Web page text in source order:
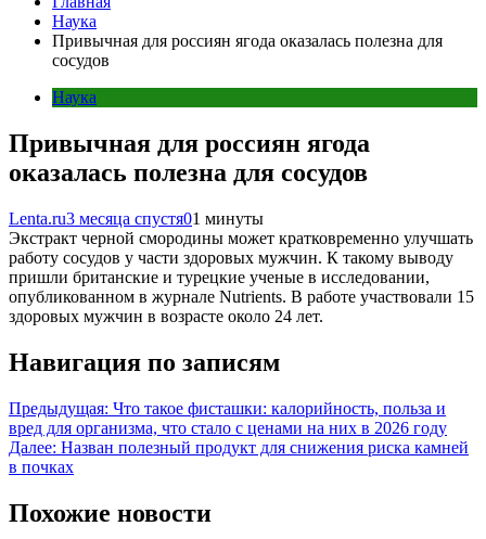
Наука
Привычная для россиян ягода оказалась полезна для
сосудов
Наука
Привычная для россиян ягода
оказалась полезна для сосудов
Lenta.ru3 месяца спустя01 минуты
Экстракт черной смородины может кратковременно улучшать
работу сосудов у части здоровых мужчин. К такому выводу
пришли британские и турецкие ученые в исследовании,
опубликованном в журнале Nutrients. В работе участвовали 15
здоровых мужчин в возрасте около 24 лет.
Навигация по записям
Предыдущая: Что такое фисташки: калорийность, польза и
вред для организма, что стало с ценами на них в 2026 году
Далее: Назван полезный продукт для снижения риска камней
в почках
Похожие новости